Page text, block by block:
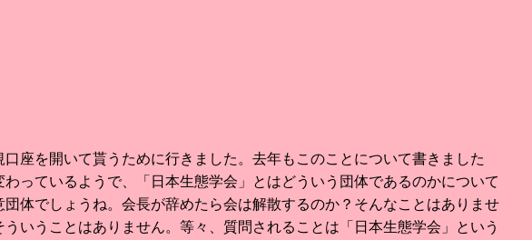
座を開いて貰うために行きました。去年もこのことについて書きました
っているようで、「日本生態学会」とはどういう団体であるのかについて
体でしょうね。会長が辞めたら会は解散するのか？そんなことはありませ
いうことはありません。等々、質問されることは「日本生態学会」という